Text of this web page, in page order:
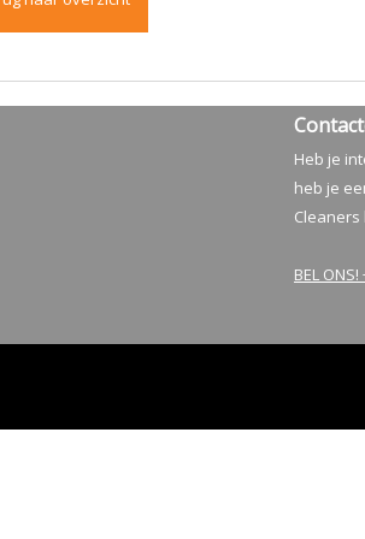
Heb je
heb je
BEL